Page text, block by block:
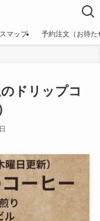
マップ 予約注文（お待た
のドリップコ